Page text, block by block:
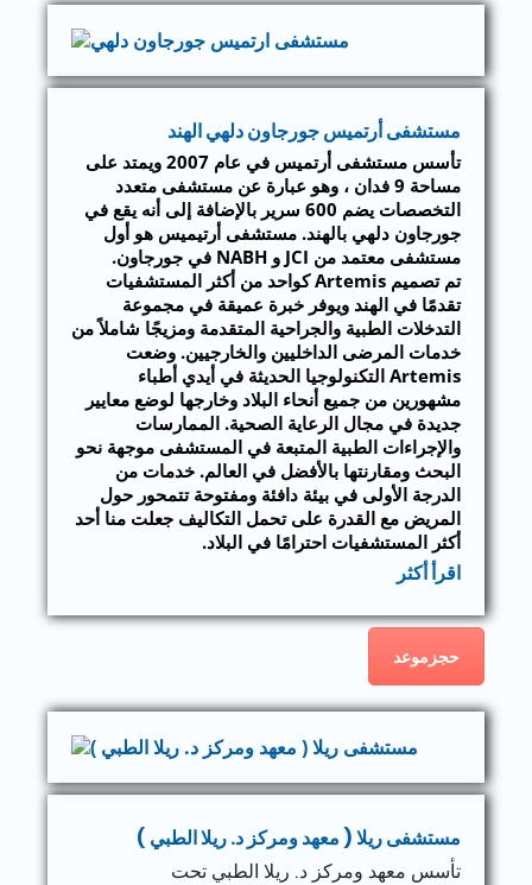
مستشفى أرتميس جورجاون دلهي الهند
تأسس مستشفى أرتميس في عام 2007 ويمتد على
مساحة 9 فدان ، وهو عبارة عن مستشفى متعدد
التخصصات يضم 600 سرير بالإضافة إلى أنه يقع في
جورجاون دلهي بالهند. مستشفى أرتيميس هو أول
مستشفى معتمد من JCI و NABH في جورجاون.
تم تصميم Artemis كواحد من أكثر المستشفيات
تقدمًا في الهند ويوفر خبرة عميقة في مجموعة
التدخلات الطبية والجراحية المتقدمة ومزيجًا شاملاً من
خدمات المرضى الداخليين والخارجيين. وضعت
Artemis التكنولوجيا الحديثة في أيدي أطباء
مشهورين من جميع أنحاء البلاد وخارجها لوضع معايير
جديدة في مجال الرعاية الصحية. الممارسات
والإجراءات الطبية المتبعة في المستشفى موجهة نحو
البحث ومقارنتها بالأفضل في العالم. خدمات من
الدرجة الأولى في بيئة دافئة ومفتوحة تتمحور حول
المريض مع القدرة على تحمل التكاليف جعلت منا أحد
أكثر المستشفيات احترامًا في البلاد.
اقرأ أكثر
حجزموعد
مستشفى ريلا ( معهد ومركز د. ريلا الطبي )
تأسس معهد ومركز د. ريلا الطبي تحت